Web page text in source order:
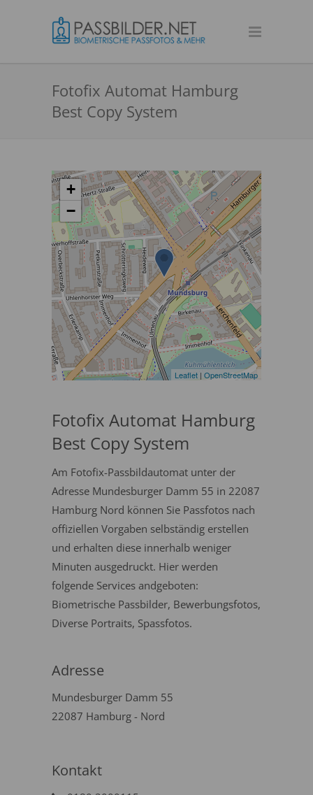
Fotofix Automat Hamburg
Best Copy System
+
−
Leaflet | OpenStreetMap
Fotofix Automat Hamburg
Best Copy System
Am Fotofix-Passbildautomat unter der
Adresse Mundesburger Damm 55 in 22087
Hamburg Nord können Sie Passfotos nach
offiziellen Vorgaben selbständig erstellen
und erhalten diese innerhalb weniger
Minuten ausgedruckt. Hier werden
folgende Services andgeboten:
Biometrische Passbilder, Bewerbungsfotos,
Diverse Portraits, Spassfotos.
Adresse
Mundesburger Damm 55
22087 Hamburg - Nord
Kontakt